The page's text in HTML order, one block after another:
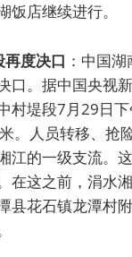
饭店继续进行。
再度决口 ：中国
口。据中国央视
村堤段7月29日
。人员转移、抢
江的一级支流。
在这之前，涓水
县花石镇龙潭村